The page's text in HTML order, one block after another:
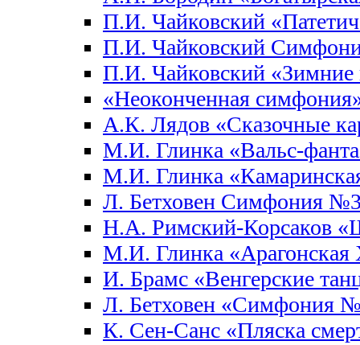
П.И. Чайковский
П.И. Чайковский
П.И. Чайковский «Зимние
«Неоконченная
А.К. Лядов «Сказочные
М.И. Глинка «Вальс-
М.И. Глинка
Л. Бетховен Симфония №3
Н.А. Римский-Корсаков
М.И. Глинка «Арагонская
И. Брамс «Венгерские
Л. Бетховен «Симфония
К. Сен-Санс «Пляска